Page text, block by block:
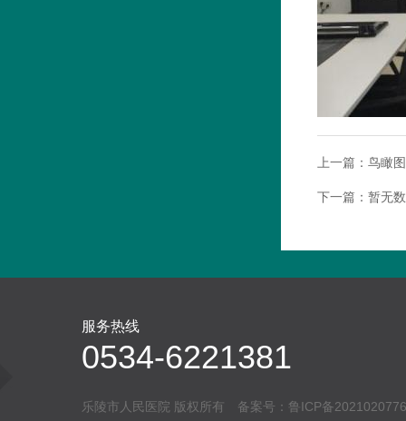
上一篇： 鸟瞰图
下一篇： 暂无
服务热线
0534-6221381
乐陵市人民医院 版权所有 备案号： 鲁ICP备